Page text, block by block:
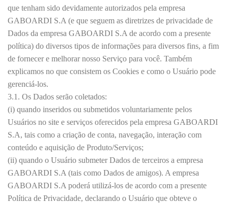
que tenham sido devidamente autorizados pela empresa
GABOARDI S.A (e que seguem as diretrizes de privacidade de
Dados da empresa GABOARDI S.A de acordo com a presente
política) do diversos tipos de informações para diversos fins, a fim
de fornecer e melhorar nosso Serviço para você. Também
explicamos no que consistem os Cookies e como o Usuário pode
gerenciá-los.
3.1. Os Dados serão coletados:
(i) quando inseridos ou submetidos voluntariamente pelos
Usuários no site e serviços oferecidos pela empresa GABOARDI
S.A, tais como a criação de conta, navegação, interação com
conteúdo e aquisição de Produto/Serviços;
(ii) quando o Usuário submeter Dados de terceiros a empresa
GABOARDI S.A (tais como Dados de amigos). A empresa
GABOARDI S.A poderá utilizá-los de acordo com a presente
Política de Privacidade, declarando o Usuário que obteve o